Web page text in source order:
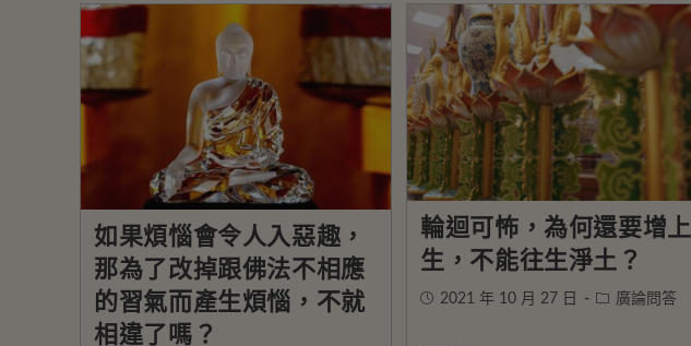
如果煩惱會令人入惡趣，
那為了改掉跟佛法不相應
的習氣而產生煩惱，不就
相違了嗎？
輪迴可怖，為何還要增上
生，不能往生淨土？
2021 年 10 月 27 日 廣論問答